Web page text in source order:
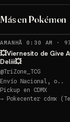
Más en Pokémon
AMANHÃ 0:30 AM ·
💥Viernesito de Give
Deliii💥
@TriZone_TCG
Envío Nacional, o..
Pickup en CDMX
→ Pokecenter cdmx (Teatro